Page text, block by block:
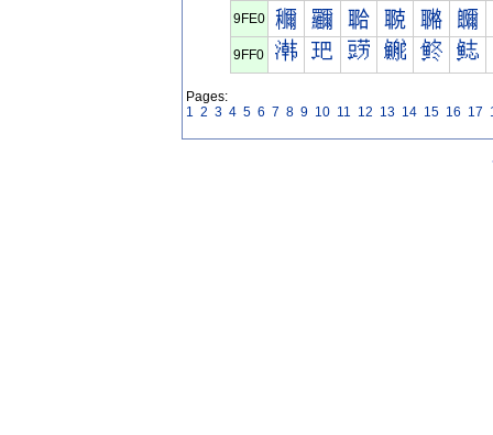
9FE0 鿠 鿡 鿢 鿣 鿤 鿥
9FF0 鿰 鿱 鿲 鿳 鿴 鿵
Pages:
1 2 3 4 5 6 7 8 9 10 11 12 13 14 15 16 17